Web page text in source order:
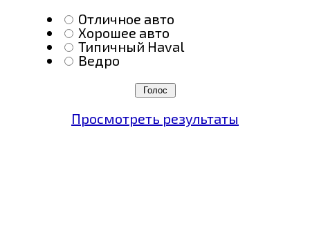
Отличное авто
Хорошее авто
Типичный Haval
Ведро
Просмотреть результаты